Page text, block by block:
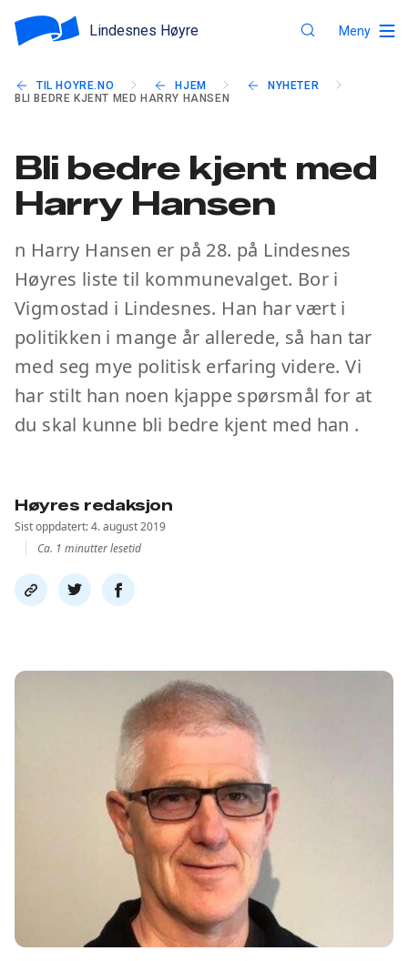
Lindesnes Høyre Meny
TIL HOYRE.NO HJEM
NYHETER
BLI BEDRE KJENT MED HARRY HANSEN
Bli bedre kjent med
Harry Hansen
n Harry Hansen er på 28. på Lindesnes
Høyres liste til kommunevalget. Bor i
Vigmostad i Lindesnes. Han har vært i
politikken i mange år allerede, så han tar
med seg mye politisk erfaring videre. Vi
har stilt han noen kjappe spørsmål for at
du skal kunne bli bedre kjent med han .
Høyres redaksjon
Sist oppdatert: 4. august 2019
Ca. 1 minutter lesetid
Del
link
Del
på
Del
på